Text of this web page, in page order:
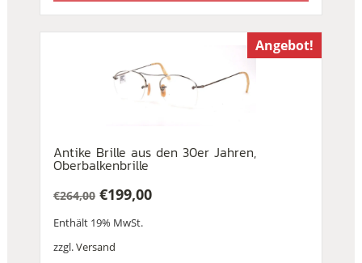
Angebot!
Antike Brille aus den 30er Jahren,
Oberbalkenbrille
€264,00
Preis
war:
€199,00
Preis
ist:
Enthält 19% MwSt.
zzgl.Versand